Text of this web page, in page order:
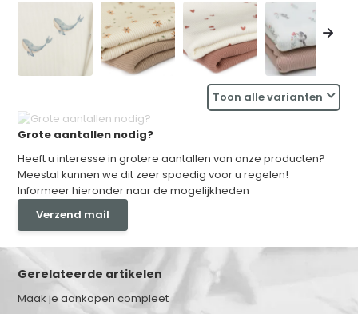
Toon alle varianten
Grote aantallen nodig?
Heeft u interesse in grotere aantallen van onze producten?
Meestal kunnen we dit zeer spoedig voor u regelen!
Informeer hieronder naar de mogelijkheden
Verzend mail
Gerelateerde artikelen
Maak je aankopen compleet